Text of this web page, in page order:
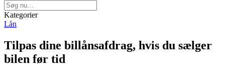
Kategorier
Lån
Tilpas dine billånsafdrag, hvis du sælger
bilen før tid